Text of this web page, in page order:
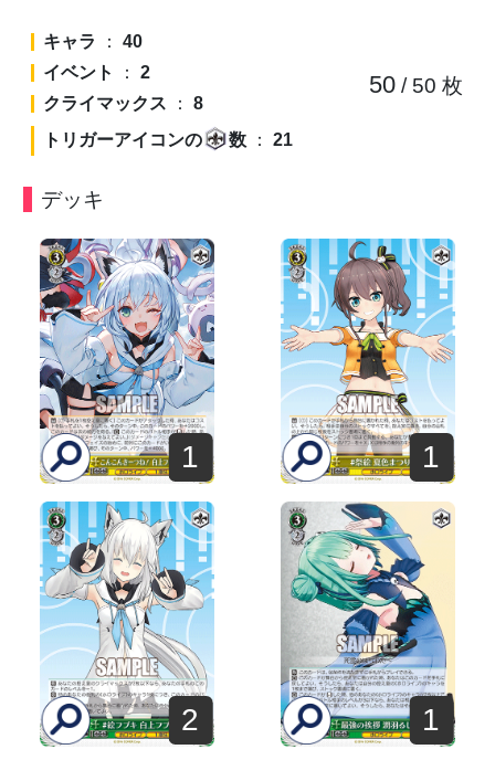
キャラ ： 40
イベント
： 2
クライマックス ： 8
トリガーアイコンの
数 ： 21
50/ 50 枚
デッキ
1 1
2 1